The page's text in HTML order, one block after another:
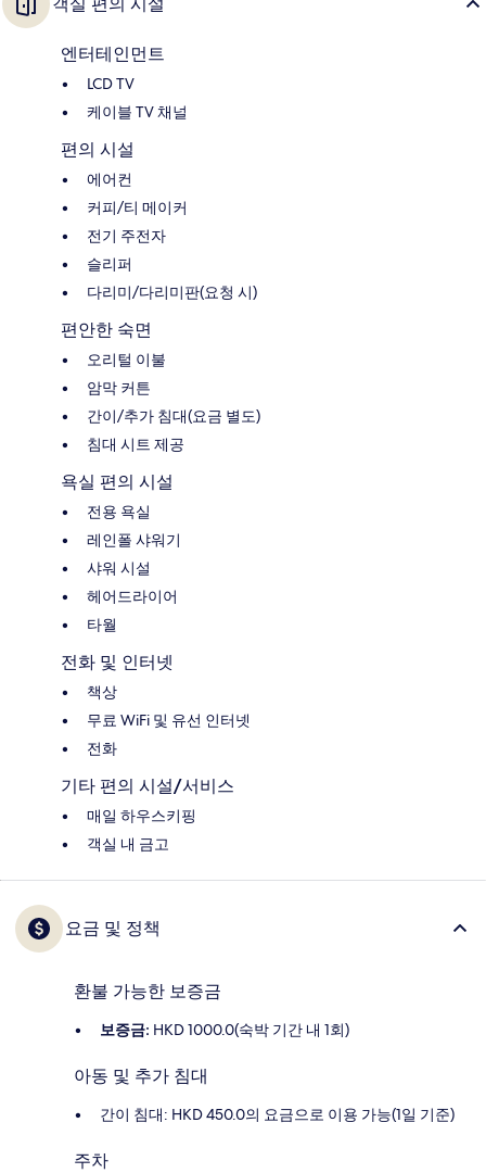
엔터테인먼트
LCD TV
케이블 TV 채널
편의 시설
에어컨
커피/티 메이커
전기 주전자
슬리퍼
다리미/다리미판(요청 시)
편안한 숙면
오리털 이불
암막 커튼
간이/추가 침대(요금 별도)
침대 시트 제공
욕실 편의 시설
전용 욕실
레인폴 샤워기
샤워 시설
헤어드라이어
타월
전화 및 인터넷
책상
무료 WiFi 및 유선 인터넷
전화
기타 편의 시설/서비스
매일 하우스키핑
객실 내 금고
요금 및 정책
환불 가능한 보증금
보증금: HKD 1000.0(숙박 기간 내 1회)
아동 및 추가 침대
간이 침대: HKD 450.0의 요금으로 이용 가능(1일 기준)
주차